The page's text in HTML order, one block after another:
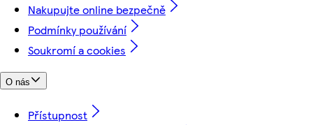
Nakupujte online bezpečně
Podmínky používání
Soukromí a cookies
O nás
Přístupnost